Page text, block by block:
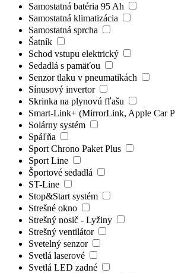
Samostatná batéria 95 Ah
Samostatná klimatizácia
Samostatná sprcha
Šatník
Schod vstupu elektrický
Sedadlá s pamäťou
Senzor tlaku v pneumatikách
Sínusový invertor
Skrinka na plynovú fľašu
Smart-Link+ (MirrorLink, Apple Car
Solárny systém
Spáľňa
Sport Chrono Paket Plus
Sport Line
Športové sedadlá
ST-Line
Stop&Start systém
Strešné okno
Strešný nosič - Lyžiny
Strešný ventilátor
Svetelný senzor
Svetlá laserové
Svetlá LED zadné